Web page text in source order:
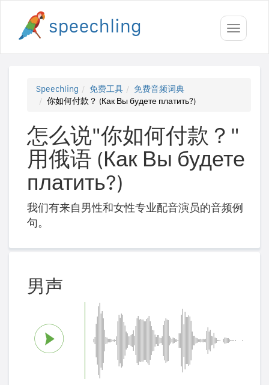
Toggle
Speechling 免费工具
免费音频词典
你如何付款？ (Как Вы будете платить?)
怎么说"你如何付款？"
用俄语 (Как Вы будете
платить?)
我们有来自男性和女性专业配音演员的音频例
句。
男声